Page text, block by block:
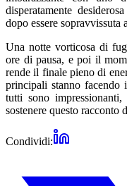
disperatamente
dopo essere
Una notte vorticosa di
ore di pausa, e poi il
rende il finale pieno di
principali stanno facendo
tutti sono
sostenere questo racconto
Condividi: